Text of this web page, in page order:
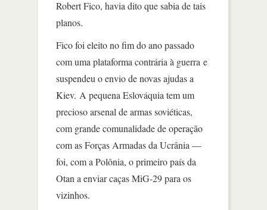
Robert Fico, havia dito que sabia de tais
planos.
Fico foi eleito no fim do ano passado
com uma plataforma contrária à guerra e
suspendeu o envio de novas ajudas a
Kiev. A pequena Eslováquia tem um
precioso arsenal de armas soviéticas,
com grande comunalidade de operação
com as Forças Armadas da Ucrânia —
foi, com a Polônia, o primeiro país da
Otan a enviar caças MiG-29 para os
vizinhos.